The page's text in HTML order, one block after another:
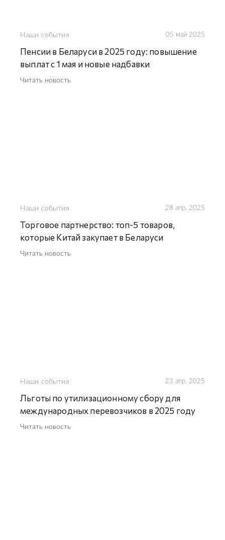
Наши события 05 май 2025
Пенсии в Беларуси в 2025 году: повышение
выплат с 1 мая и новые надбавки
Читать новость
Наши события 28 апр. 2025
Торговое партнерство: топ-5 товаров,
которые Китай закупает в Беларуси
Читать новость
Наши события 23 апр. 2025
Льготы по утилизационному сбору для
международных перевозчиков в 2025 году
Читать новость